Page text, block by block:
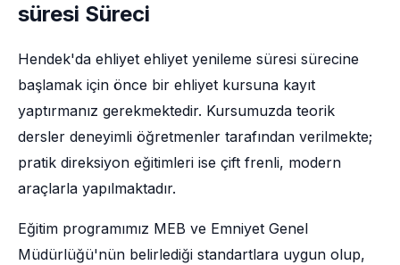
süresi Süreci
Hendek'da ehliyet ehliyet yenileme süresi sürecine
başlamak için önce bir ehliyet kursuna kayıt
yaptırmanız gerekmektedir. Kursumuzda teorik
dersler deneyimli öğretmenler tarafından verilmekte;
pratik direksiyon eğitimleri ise çift frenli, modern
araçlarla yapılmaktadır.
Eğitim programımız MEB ve Emniyet Genel
Müdürlüğü'nün belirlediği standartlara uygun olup,